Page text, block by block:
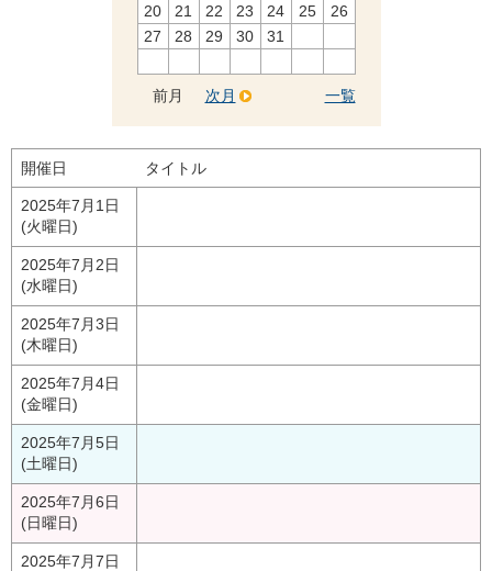
20
21 22 23 24 25
26
27
28 29 30 31
前月 一覧
次月
開催日 タイトル
2025年7月1日
(火曜日)
2025年7月2日
(水曜日)
2025年7月3日
(木曜日)
2025年7月4日
(金曜日)
2025年7月5日
(土曜日)
2025年7月6日
(日曜日)
2025年7月7日